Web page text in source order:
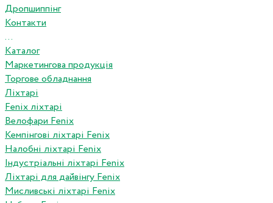
Дропшиппінг
Контакти
...
Каталог
Маркетингова продукція
Торгове обладнання
Ліхтарі
Fenix ліхтарі
Велофари Fenix
Кемпінгові ліхтарі Fenix
Налобні ліхтарі Fenix
Індустріальні ліхтарі Fenix
Ліхтарі для дайвінгу Fenix
Мисливські ліхтарі Fenix